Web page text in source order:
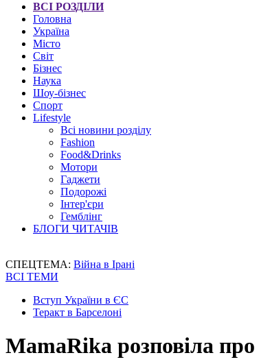
ВСІ РОЗДІЛИ
Головна
Україна
Місто
Світ
Бізнес
Наука
Шоу-бізнес
Спорт
Lifestyle
Всі новини розділу
Fashion
Food&Drinks
Мотори
Гаджети
Подорожі
Інтер'єри
Гемблінг
БЛОГИ ЧИТАЧІВ
СПЕЦТЕМА: Війна в Ірані
ВСІ ТЕМИ
Вступ України в ЄС
Теракт в Барселоні
MamaRika розповіла